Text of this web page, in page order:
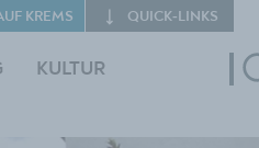
KULTUR
KREMS QUICK‑LINKS